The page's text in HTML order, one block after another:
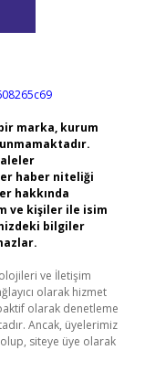
marka, kurum
haber niteliği
hakkında
ve kişiler ile isim
bilgiler
ve İletişim
olarak hizmet
olarak denetleme
Ancak, üyelerimiz
siteye üye olarak